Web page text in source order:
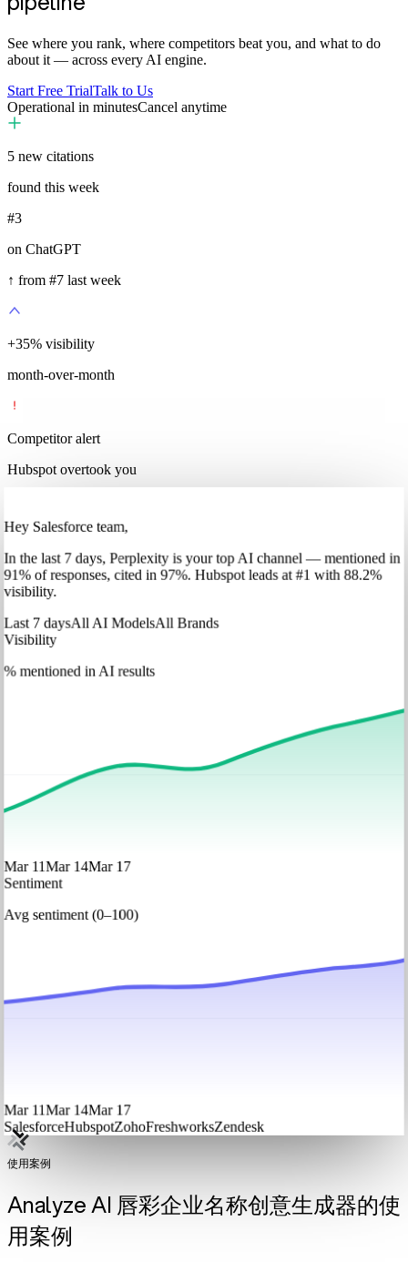
See where you rank, where competitors beat you, and what to do
about it — across every AI engine.
Start Free TrialTalk to Us
Operational in minutesCancel anytime
5 new citations
found this week
#3
on ChatGPT
↑ from #7 last week
+35% visibility
month-over-month
Competitor alert
Hubspot overtook you
Hey Salesforce team,
Inthe last 7 days, Perplexityis your top AI channel — mentioned in
91% of responses, cited in 97%. Hubspotleads at #1 with 88.2%
visibility.
Last 7 daysAll AI ModelsAll Brands
Visibility
% mentioned in AI results
Mar 11Mar 14Mar 17
Sentiment
Avg sentiment (0–100)
Mar 11Mar 14Mar 17
SalesforceHubspotZohoFreshworksZendesk
使用案例
Analyze AI 唇彩企业名称创意生成器的使
用案例